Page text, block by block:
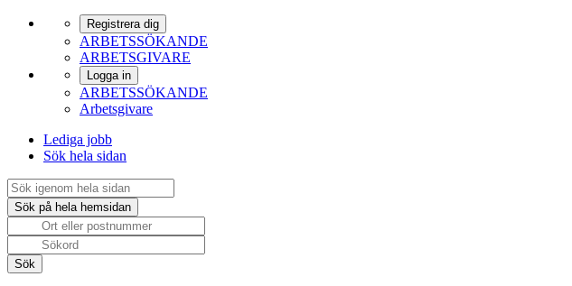
Registrera dig
ARBETSSÖKANDE
ARBETSGIVARE
Logga in
ARBETSSÖKANDE
Arbetsgivare
Lediga jobb
Sök hela sidan